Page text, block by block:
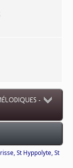
-
St Hyppolyte, St